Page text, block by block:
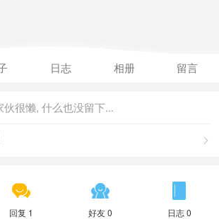
日志 相册 留言
伙很懒, 什么也没留下...


回复 1

好友 0

日志 0